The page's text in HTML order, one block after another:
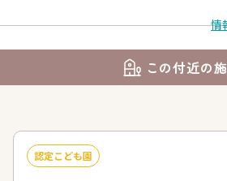
情
この付近の
認定こども園